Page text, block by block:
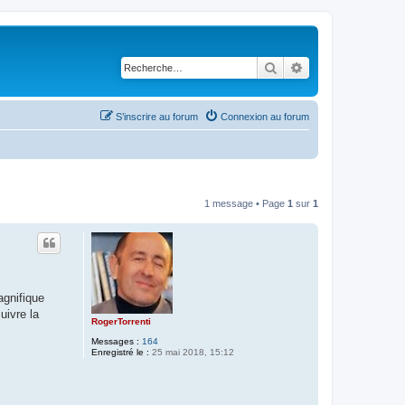
Rechercher
Connexion au forum
S’inscrire au forum
1 message • Page 1 sur 1
RogerTorrenti
Messages : 164
Enregistré le : 25 mai 2018, 15:12
la